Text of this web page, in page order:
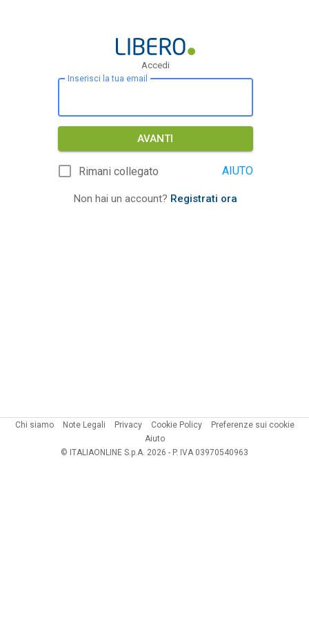
Accedi
Inserisci la tua email
AVANTI
Rimani collegato AIUTO
Non hai un account? Registrati ora
Chi siamo Note Legali Privacy Cookie Policy
Preferenze sui cookie
Aiuto
© ITALIAONLINE S.p.A. 2026 - P. IVA 03970540963